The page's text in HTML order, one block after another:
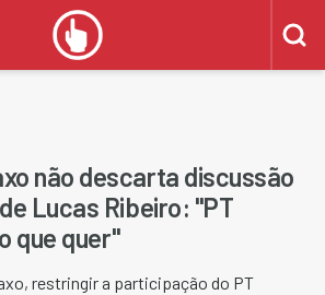
não descarta discussão
Lucas Ribeiro: "PT
que quer"
restringir a participação do PT